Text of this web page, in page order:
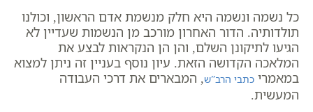
כל נשמה ונשמה היא חלק מנשמת אדם הראשון, וכולנו
תולדותיה. הדור האחרון מורכב מן הנשמות שעדיין לא
הגיעו לתיקונן השלם, והן הן הנקראות לבצע את
המלאכה הקדושה הזאת. עיון נוסף בעניין זה ניתן למצוא
במאמרי כתבי הרב”ש, המבארים את דרכי העבודה
המעשית.